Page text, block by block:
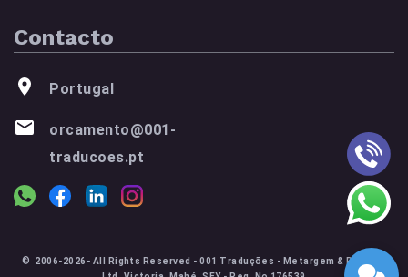
Contacto
Portugal
orcamento@001-
traducoes.pt
© 2006-2026- All Rights Reserved - 001 Traduções - Metargem & Partners